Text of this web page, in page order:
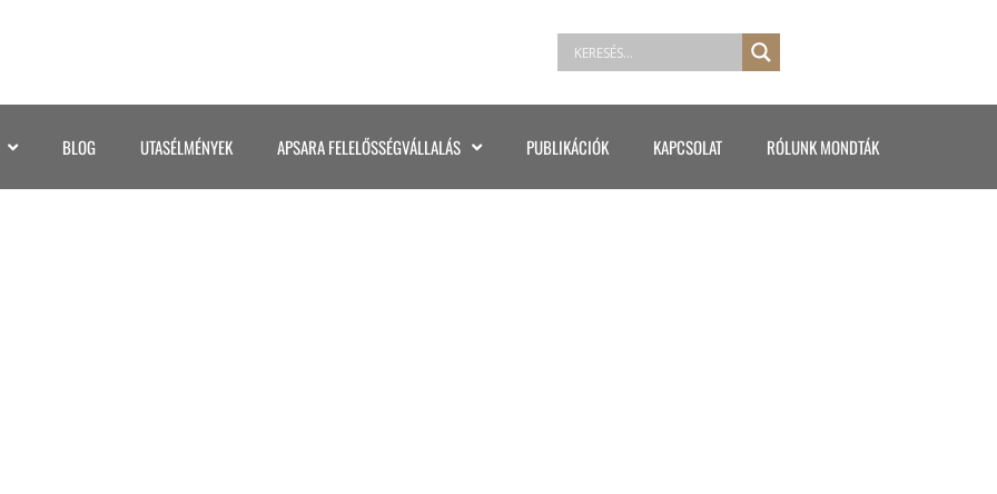
BLOG UTASÉLMÉNYEK APSARA FELELŐSSÉGVÁLLALÁS PUBLIKÁCIÓK KAPCSOLAT RÓLUNK MONDTÁK